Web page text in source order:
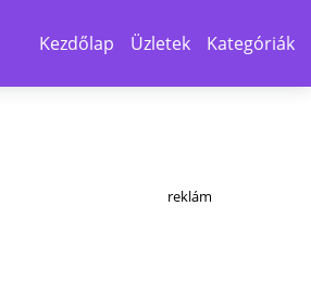
Kezdőlap Üzletek Kategóriák
reklám